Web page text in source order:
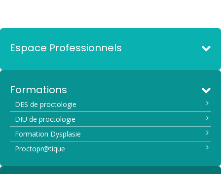
Espace Professionnels
Formations
DES de proctologie
DIU de proctologie
Formation Dysplasie
Proctopr@tique